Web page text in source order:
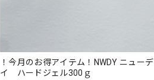
！今月のお得アイテム！NWDY ニューデ
イ ハードジェル300ｇ